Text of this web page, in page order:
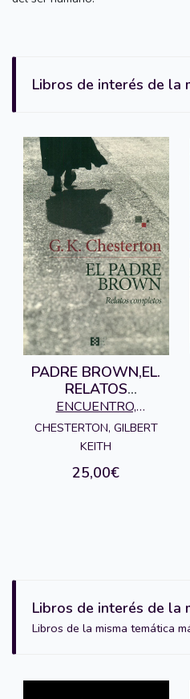
Libros de interés de la
PADRE BROWN,EL.
RELATOS
COMPLETOS
ENCUENTRO,
EDICIONES
CHESTERTON, GILBERT
KEITH
25,00€
Libros de interés de la
Libros de la misma temática